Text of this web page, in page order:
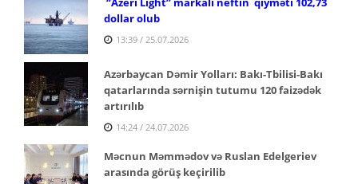
dollar olub
13:39 / 25.07.2026
Azərbaycan Dəmir Yolları: Bakı-Tbilisi-Bakı
qatarlarında sərnişin tutumu 120 faizədək
artırılıb
14:24 / 24.07.2026
Məcnun Məmmədov və Ruslan Edelgeriev
arasında görüş keçirilib